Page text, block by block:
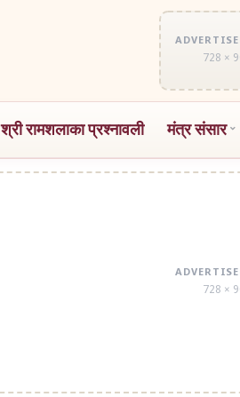
728 ×
श्री रामशलाका प्रश्नावली मंत्र संसार
728 ×